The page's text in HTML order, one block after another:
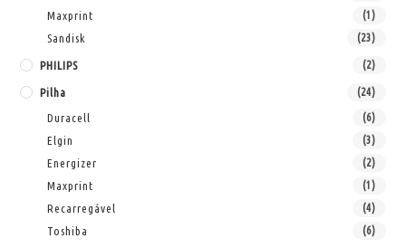
Maxprint (1)
Sandisk (23)
PHILIPS (2)
Pilha (24)
Duracell (6)
Elgin (3)
Energizer (2)
Maxprint (1)
Recarregável (4)
Toshiba (6)